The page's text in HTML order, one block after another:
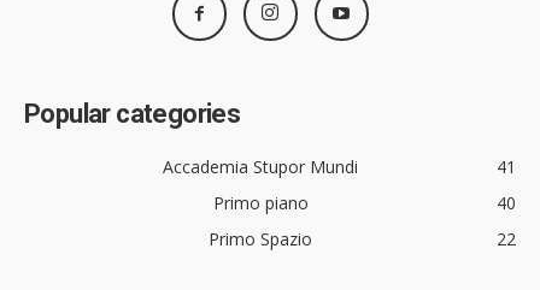
Popular categories
Accademia Stupor Mundi
41
Primo piano
40
Primo Spazio
22